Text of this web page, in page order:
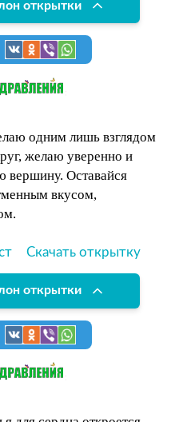
открытки
одним лишь взглядом
желаю уверенно и
вершину. Оставайся
вкусом,
Скачать открытку
открытки